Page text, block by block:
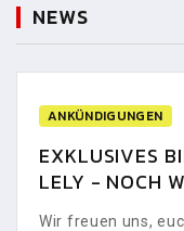
NEWS
ANKÜNDIGUNGEN
EXKLUSIVES
LELY - NOCH
Wir freuen uns,